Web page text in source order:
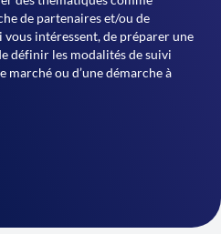
de partenaires et/ou de
intéressent, de préparer une
définir les modalités de suivi
marché ou d’une démarche à